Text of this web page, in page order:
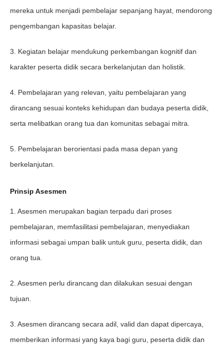
mereka untuk menjadi pembelajar sepanjang hayat, mendorong
pengembangan kapasitas belajar.
3. Kegiatan belajar mendukung perkembangan kognitif dan
karakter peserta didik secara berkelanjutan dan holistik.
4. Pembelajaran yang relevan, yaitu pembelajaran yang
dirancang sesuai konteks kehidupan dan budaya peserta didik,
serta melibatkan orang tua dan komunitas sebagai mitra.
5. Pembelajaran berorientasi pada masa depan yang
berkelanjutan.
Prinsip Asesmen
1. Asesmen merupakan bagian terpadu dari proses
pembelajaran, memfasilitasi pembelajaran, menyediakan
informasi sebagai umpan balik untuk guru, peserta didik, dan
orang tua.
2. Asesmen perlu dirancang dan dilakukan sesuai dengan
tujuan.
3. Asesmen dirancang secara adil, valid dan dapat dipercaya,
memberikan informasi yang kaya bagi guru, peserta didik dan